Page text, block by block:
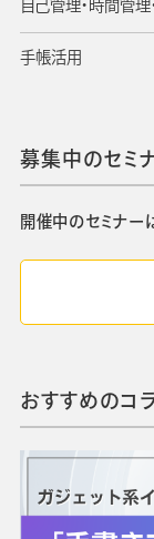
自己管理・時間管理
手帳活用
募集中のセミ
開催中のセミナー
おすすめのコ